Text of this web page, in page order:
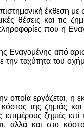
έκθεση
θέσεις και τις
που η
Εναγομένης από
την ταχύτητα του
οποία εργάζεται, η
της ζημιάς
επιμέρους ζημιές
αλλά και στο